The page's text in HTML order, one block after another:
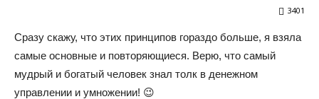
3401
Сразу скажу, что этих принципов гораздо больше, я взяла
самые основные и повторяющиеся. Верю, что самый
мудрый и богатый человек знал толк в денежном
управлении и умножении! 😉